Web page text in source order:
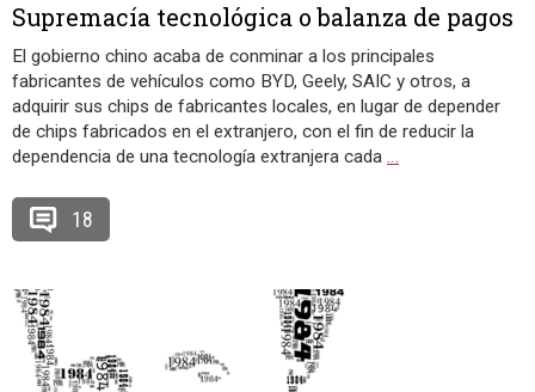
Supremacía tecnológica o balanza de pagos
El gobierno chino acaba de conminar a los principales
fabricantes de vehículos como BYD, Geely, SAIC y otros, a
adquirir sus chips de fabricantes locales, en lugar de depender
de chips fabricados en el extranjero, con el fin de reducir la
dependencia de una tecnología extranjera cada …
18